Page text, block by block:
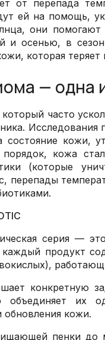
от перепада
ей на помощь,
они
и осенью, в
которая
— одна
часто
Исследования
состояние кожи,
кожа
(которые
перепады
серия —
продукт
конкретную
объединяет их
кожи.
пенки до